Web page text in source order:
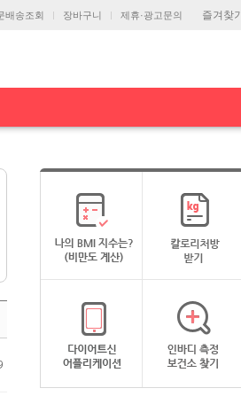
즐겨찾기
배송조회 장바구니 제휴·광고문의